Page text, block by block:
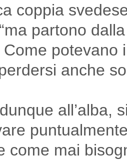
coppia
partono
Come potevano
anche
all’alba,
come mai